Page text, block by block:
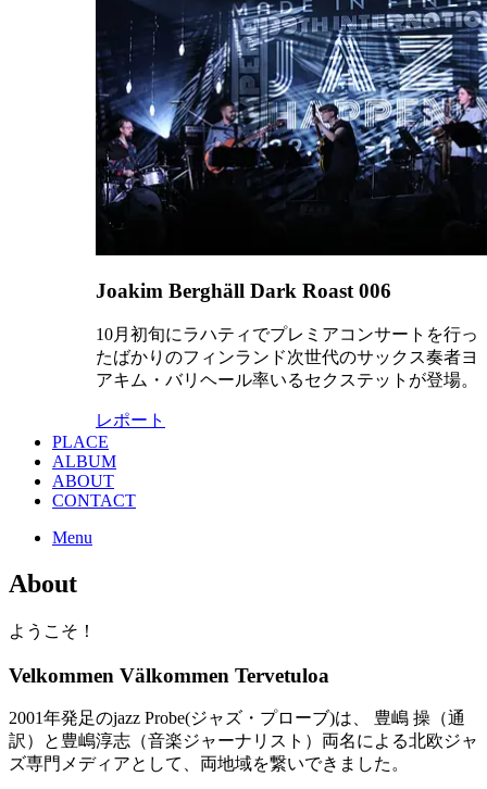
Joakim Berghäll Dark Roast 006
10月初旬にラハティでプレミアコンサートを行っ
たばかりのフィンランド次世代のサックス奏者ヨ
アキム・バリヘール率いるセクステットが登場。
レポート
PLACE
ALBUM
ABOUT
CONTACT
Menu
About
ようこそ！
Velkommen Välkommen Tervetuloa
2001年発足のjazz Probe(ジャズ・プローブ)は、 豊嶋 操（通
訳）と豊嶋淳志（音楽ジャーナリスト）両名による北欧ジャ
ズ専門メディアとして、両地域を繋いできました。